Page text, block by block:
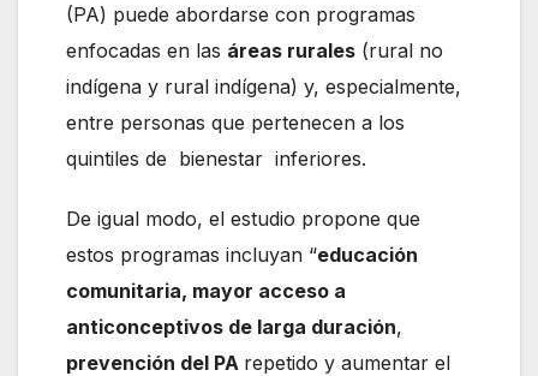
(PA) puede abordarse con programas
enfocadas en las áreas rurales (rural no
indígena y rural indígena) y, especialmente,
entre personas que pertenecen a los
quintiles de bienestar inferiores.
De igual modo, el estudio propone que
estos programas incluyan “educación
comunitaria, mayor acceso a
anticonceptivos de larga duración,
prevención del PA repetido y aumentar el